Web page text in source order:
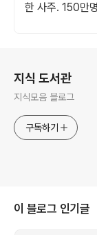
한 사주. 150만
지식 도서관
지식모음 블로그
구독하기
이 블로그 인기글